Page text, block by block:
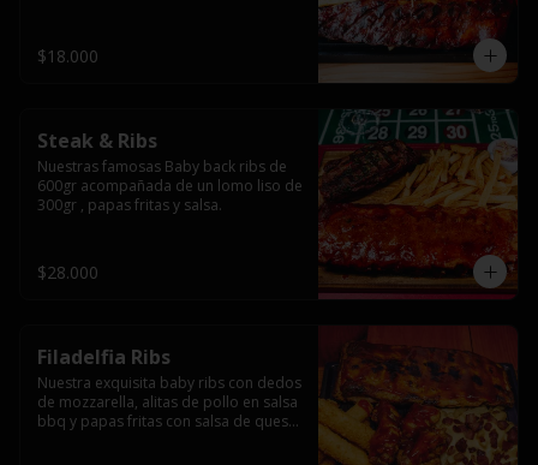
$18.000
Steak & Ribs
Nuestras famosas Baby back ribs de
600gr acompañada de un lomo liso de
300gr , papas fritas y salsa.
$28.000
Filadelfia Ribs
Nuestra exquisita baby ribs con dedos
de mozzarella, alitas de pollo en salsa
bbq y papas fritas con salsa de queso